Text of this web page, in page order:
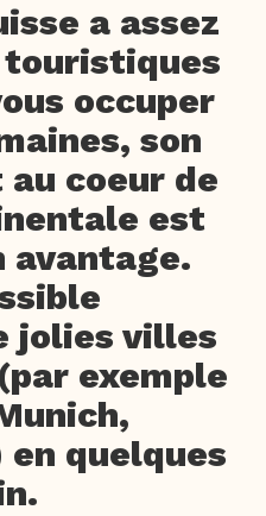
a assez
occuper
son
coeur de
est
avantage.
jolies villes
exemple
quelques